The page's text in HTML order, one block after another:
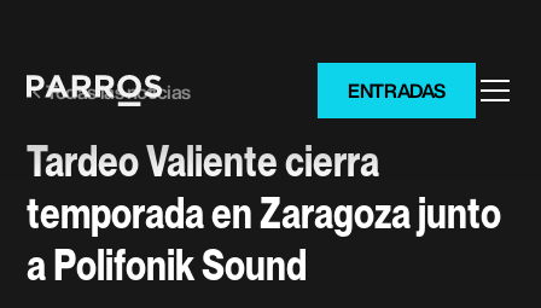
ENTRADAS
Todas las noticias
Tardeo Valiente cierra
temporada en Zaragoza junto
a Polifonik Sound